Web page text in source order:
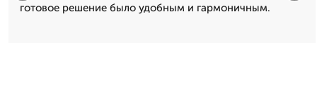
готовое решение было удобным и гармоничным.